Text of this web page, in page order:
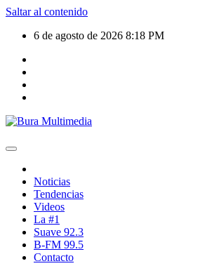
Saltar al contenido
6 de agosto de 2026 8:18 PM
Noticias
Tendencias
Videos
La #1
Suave 92.3
B-FM 99.5
Contacto